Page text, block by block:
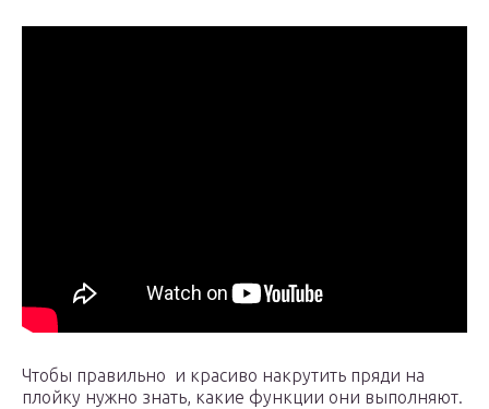
Чтобы правильно и красиво накрутить пряди на
плойку нужно знать, какие функции они выполняют.